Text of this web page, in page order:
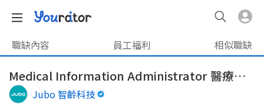
職缺內容 員工福利 相似職缺
Medical Information Administrator 醫療資訊管理師
Jubo 智齡科技